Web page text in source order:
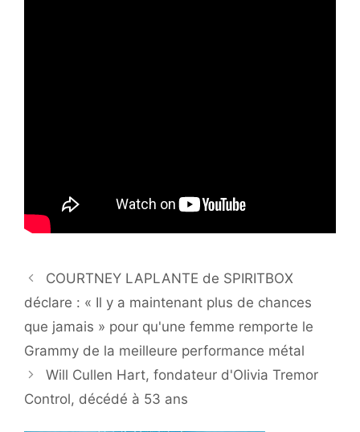
COURTNEY LAPLANTE de SPIRITBOX
déclare : « Il y a maintenant plus de chances
que jamais » pour qu'une femme remporte le
Grammy de la meilleure performance métal
Will Cullen Hart, fondateur d'Olivia Tremor
Control, décédé à 53 ans